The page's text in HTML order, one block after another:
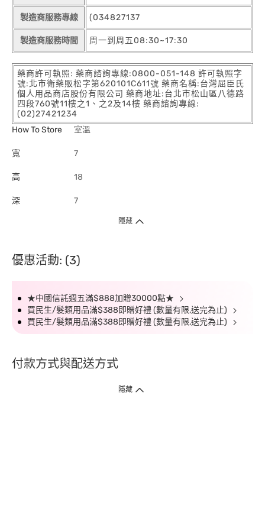
製造商服務專線 (034827137
製造商服務時間 周一到周五08:30~17:30
藥商許可執照: 藥商諮詢專線:0800-051-148 許可執照字
號:北市衛藥販松字第620101C611號 藥商名稱:台灣屈臣氏
個人用品商店股份有限公司 藥商地址:台北市松山區八德路
四段760號11樓之1、之2及14樓 藥商諮詢專線:
(02)27421234
How To Store
室溫
寬 7
高 18
深 7
隱藏
優惠活動: (3)
★中國信託週五滿$888加贈30000點★
買民生/髮類用品滿$388即贈好禮 (數量有限,送完為止)
買民生/髮類用品滿$388即贈好禮 (數量有限,送完為止)
付款方式與配送方式
隱藏